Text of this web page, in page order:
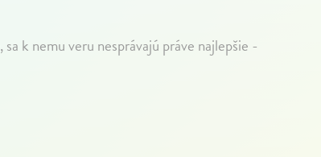
k nemu veru nesprávajú práve najlepšie -